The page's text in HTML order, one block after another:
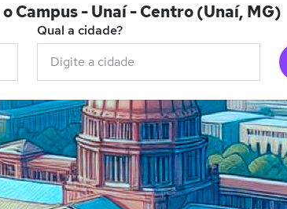
Campus - Unaí - Centro (Unaí, MG)
Qual a cidade?